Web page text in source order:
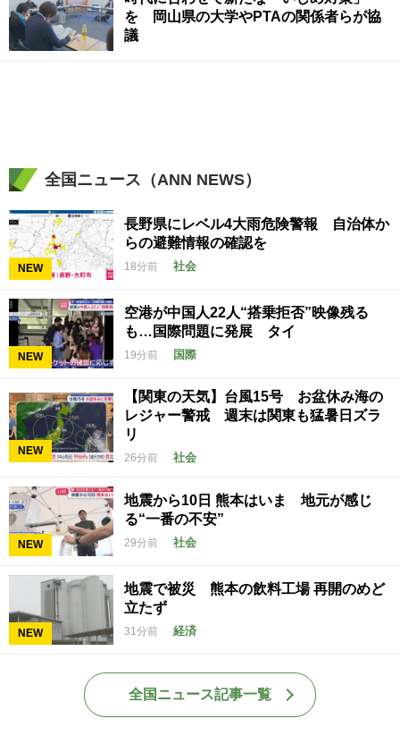
を 岡山県の大学やPTAの関係者らが協
議
全国ニュース（ANN NEWS）
NEW
長野県にレベル4大雨危険警報 自治体か
らの避難情報の確認を
18分前 社会
NEW
空港が中国人22人“搭乗拒否”映像残る
も…国際問題に発展 タイ
19分前 国際
NEW
【関東の天気】台風15号 お盆休み海の
レジャー警戒 週末は関東も猛暑日ズラ
リ
26分前 社会
NEW
地震から10日 熊本はいま 地元が感じ
る“一番の不安”
29分前 社会
NEW
地震で被災 熊本の飲料工場 再開のめど
立たず
31分前 経済
全国ニュース記事一覧